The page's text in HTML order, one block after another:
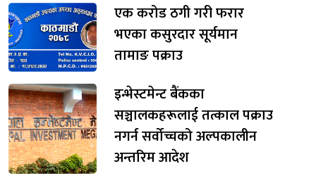
एक करोड ठगी गरी फरार
भएका कसुरदार सूर्यमान
तामाङ पक्राउ
इन्भेस्टमेन्ट बैंकका
सञ्चालकहरूलाई तत्काल पक्राउ
नगर्न सर्वोच्चको अल्पकालीन
अन्तरिम आदेश